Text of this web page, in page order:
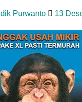
Purwanto 13